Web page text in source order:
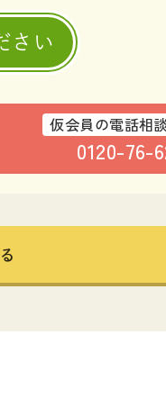
さい
仮会員の電話相
0120-76-